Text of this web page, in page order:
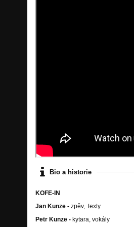
Bio a historie
KOFE-IN
Jan Kunze - zpěv, texty
Petr Kunze - kytara, vokály